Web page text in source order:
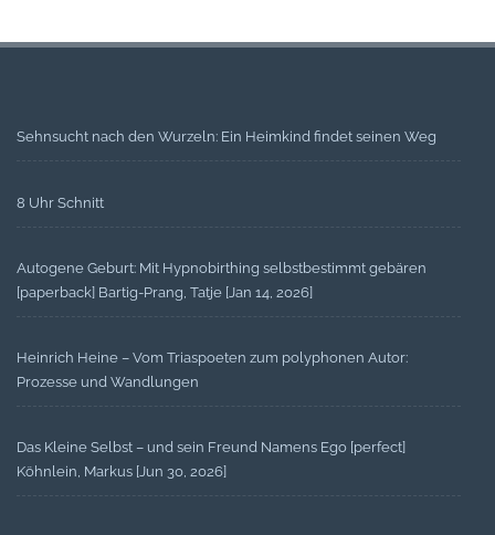
Sehnsucht nach den Wurzeln: Ein Heimkind findet seinen Weg
8 Uhr Schnitt
Autogene Geburt: Mit Hypnobirthing selbstbestimmt gebären
[paperback] Bartig-Prang, Tatje [Jan 14, 2026]
Heinrich Heine – Vom Triaspoeten zum polyphonen Autor:
Prozesse und Wandlungen
Das Kleine Selbst – und sein Freund Namens Ego [perfect]
Köhnlein, Markus [Jun 30, 2026]